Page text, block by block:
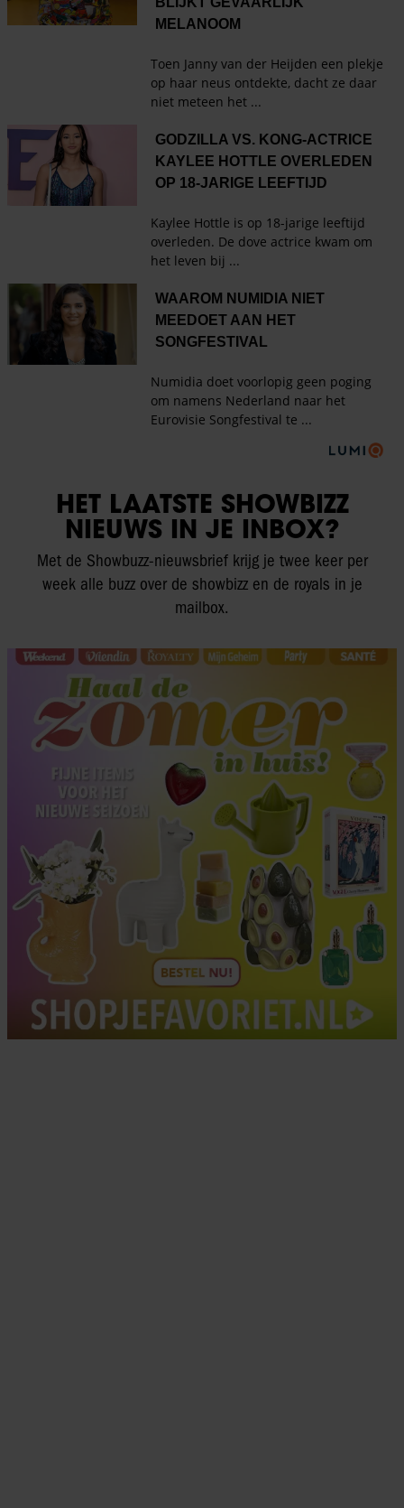
HET LAATSTE SHOWBIZZ
NIEUWS IN JE INBOX?
Met de Showbuzz-nieuwsbrief krijg je twee keer per
week alle buzz over de showbizz en de royals in je
mailbox.